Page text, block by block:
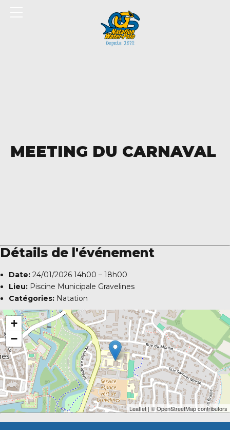
MEETING DU CARNAVAL
Détails de l'événement
Date: 24/01/2026 14h00 – 18h00
Lieu: Piscine Municipale Gravelines
Catégories: Natation
+
−
Leaflet| ©OpenStreetMapcontributors